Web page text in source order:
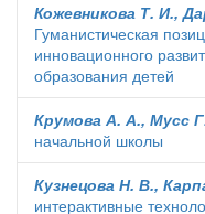
Кожевникова Т. И.,
Гуманистическая
инновационного
образования детей
Крумова А. А., Мусс
начальной школы
Кузнецова Н. В.,
интерактивные